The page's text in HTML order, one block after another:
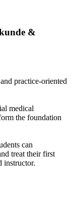
&
practice-oriented
medical
the foundation
can
treat their first
instructor.